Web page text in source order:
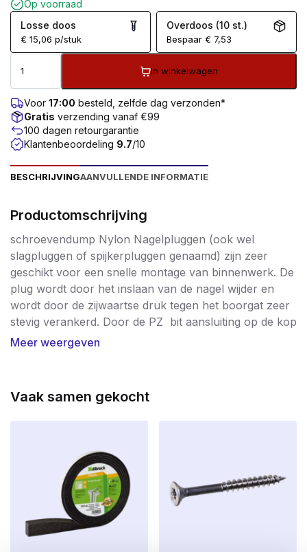
Op voorraad
Losse doos
€ 15,06 p/stuk
Overdoos (10 st.)
Bespaar€ 7,53
In winkelwagen
Voor 17:00 besteld, zelfde dag verzonden*
Gratis verzending vanaf €99
100 dagen retourgarantie
Klantenbeoordeling 9.7/10
BESCHRIJVINGAANVULLENDE INFORMATIE
Productomschrijving
schroevendump Nylon Nagelpluggen (ook wel
slagpluggen of spijkerpluggen genaamd) zijn zeer
geschikt voor een snelle montage van binnenwerk. De
plug wordt door het inslaan van de nagel wijder en
wordt door de zijwaartse druk tegen het boorgat zeer
stevig verankerd. Door de PZ bit aansluiting op de kop
kan de nagel nog extra worden aangedraaid voor
mm lengte. Voor het bevestigen van plinten, regels,
Meer weergeven
Vaak samen gekocht